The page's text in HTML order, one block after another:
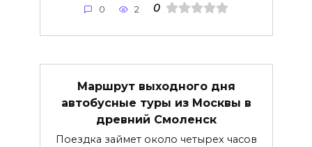
0 2 0
Маршрут выходного дня
автобусные туры из Москвы в
древний Смоленск
Поездка займет около четырех часов